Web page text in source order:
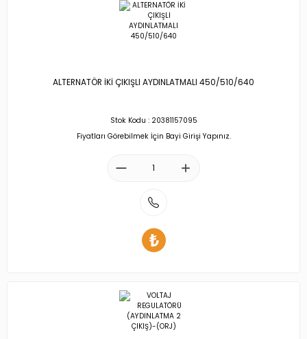
ALTERNATÖR İKİ ÇIKIŞLI AYDINLATMALI 450/510/640
Stok Kodu : 20381157095
Fiyatları Görebilmek İçin Bayi Girişi Yapınız.